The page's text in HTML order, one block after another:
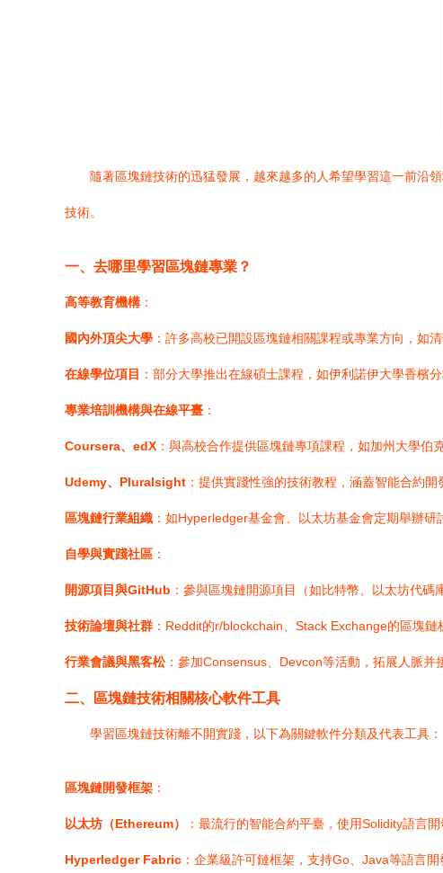
隨著區塊鏈技術的迅猛發展，越來越多的人希望學習這一前沿
技術。
一、去哪里學習區塊鏈專業？
高等教育機構：
國內外頂尖大學 ：許多高校已開設區塊鏈相關課程或專業方向，如
在線學位項目 ：部分大學推出在線碩士課程，如伊利諾伊大學香檳
專業培訓機構與在線平臺 ：
Coursera、edX ：與高校合作提供區塊鏈專項課程，如加州大學伯
Udemy、Pluralsight ：提供實踐性強的技術教程，涵蓋智能合約
區塊鏈行業組織 ：如Hyperledger基金會、以太坊基金會定期舉辦研
自學與實踐社區 ：
開源項目與GitHub ：參與區塊鏈開源項目（如比特幣、以太坊代碼
技術論壇與社群 ：Reddit的r/blockchain、Stack Exchange的區塊
行業會議與黑客松：參加Consensus、Devcon等活動，拓展人脈并
二、區塊鏈技術相關核心軟件工具
學習區塊鏈技術離不開實踐，以下為關鍵軟件分類及代表工具：
區塊鏈開發框架 ：
以太坊（Ethereum） ：最流行的智能合約平臺，使用Solidity語言
Hyperledger Fabric ：企業級許可鏈框架，支持Go、Java等語言開